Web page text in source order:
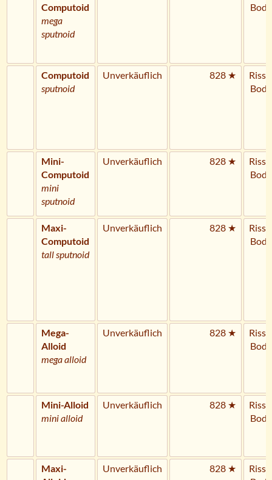
Computoid
mega
sputnoid
Computoid
sputnoid
Unverkäuflich 828 ★
Riss
Mini-
Computoid
mini
sputnoid
Unverkäuflich 828 ★
Riss
Maxi-
Computoid
tall sputnoid
Unverkäuflich 828 ★
Riss
Mega-
Alloid
mega alloid
Unverkäuflich 828 ★
Riss
Mini-Alloid
mini alloid
Unverkäuflich 828 ★
Riss
Maxi-
Unverkäuflich 828 ★
Riss